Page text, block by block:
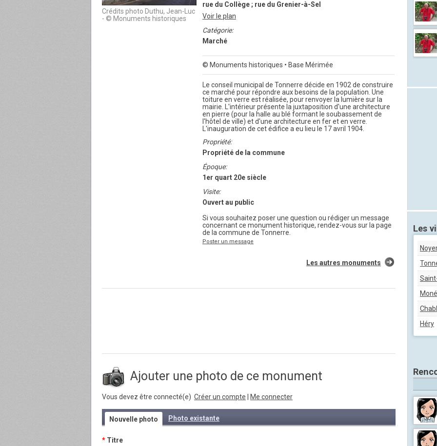
Crédits photo Duthu, Jean-Luc
- © Monuments historiques
rue du Collège ; rue du Grenier-à-Sel
Voir le plan
Catégorie:
Marché
© Monuments historiques • Base Mérimée
Le conseil municipal de Tonnerre décide en 1902 de construire
ce marché pour répondre aux besoins de la population. Une
toiture en verre est réalisée, pour renvoyer la lumière sur la
mairie. L'intérieur présente la juxtaposition d'une architecture
en pierre (pour la halle au blé formant le soubassement de
l'hôtel de ville) et d'une architecture en fer et en verre.
L'inauguration de cet édifice a eu lieu le 17 avril 1904.
Propriété:
Propriété de la commune
Époque:
1er quart 20e siècle
Visite:
Ouvert au public
Si vous souhaitez poser une question ou rédiger un message
concernant ce monument historique, rendez-vous sur la page
de la commune de Tonnerre.
Poster un message
Les autres monuments
Ajouter une photo de ce monument
Vous devez être connecté(e) Créer un compte Me connecter
Nouvelle photo Photo existante
* Titre
Les
Héry